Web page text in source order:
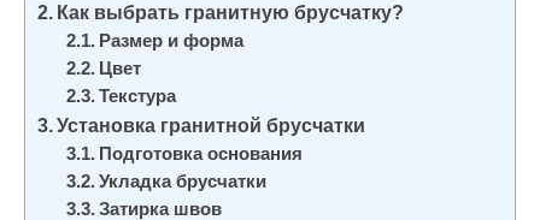
Как выбрать гранитную брусчатку?
Размер и форма
Цвет
Текстура
Установка гранитной брусчатки
Подготовка основания
Укладка брусчатки
Затирка швов